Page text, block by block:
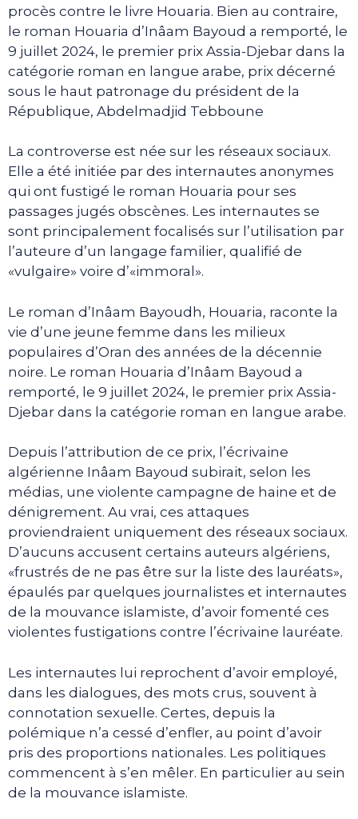
procès contre le livre Houaria. Bien au contraire,
le roman Houaria d’Inâam Bayoud a remporté, le
9 juillet 2024, le premier prix Assia-Djebar dans la
catégorie roman en langue arabe, prix décerné
sous le haut patronage du président de la
République, Abdelmadjid Tebboune
La controverse est née sur les réseaux sociaux.
Elle a été initiée par des internautes anonymes
qui ont fustigé le roman Houaria pour ses
passages jugés obscènes. Les internautes se
sont principalement focalisés sur l’utilisation par
l’auteure d’un langage familier, qualifié de
«vulgaire» voire d’«immoral».
Le roman d’Inâam Bayoudh, Houaria, raconte la
vie d’une jeune femme dans les milieux
populaires d’Oran des années de la décennie
noire. Le roman Houaria d’Inâam Bayoud a
remporté, le 9 juillet 2024, le premier prix Assia-
Djebar dans la catégorie roman en langue arabe.
Depuis l’attribution de ce prix, l’écrivaine
algérienne Inâam Bayoud subirait, selon les
médias, une violente campagne de haine et de
dénigrement. Au vrai, ces attaques
proviendraient uniquement des réseaux sociaux.
D’aucuns accusent certains auteurs algériens,
«frustrés de ne pas être sur la liste des lauréats»,
épaulés par quelques journalistes et internautes
de la mouvance islamiste, d’avoir fomenté ces
violentes fustigations contre l’écrivaine lauréate.
Les internautes lui reprochent d’avoir employé,
dans les dialogues, des mots crus, souvent à
connotation sexuelle. Certes, depuis la
polémique n’a cessé d’enfler, au point d’avoir
pris des proportions nationales. Les politiques
commencent à s’en mêler. En particulier au sein
de la mouvance islamiste.